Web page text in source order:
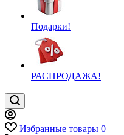
Подарки!
РАСПРОДАЖА!
Избранные товары 0